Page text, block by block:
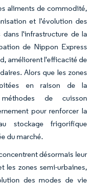
aliments de commodité,
et l'évolution des
l'infrastructure de la
de Nippon Express
améliorent l'efficacité de
Alors que les zones
en raison de la
de cuisson
pour renforcer la
stockage frigorifique
du marché.
désormais leur
les zones semi-urbaines,
des modes de vie